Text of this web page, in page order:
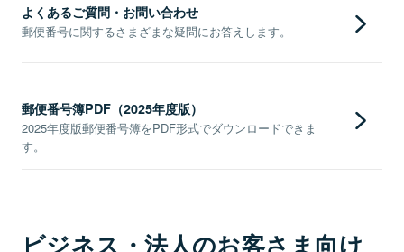
よくあるご質問・お問い合わせ
郵便番号に関するさまざまな疑問にお答えします。
郵便番号簿PDF（2025年度版）
2025年度版郵便番号簿をPDF形式でダウンロードできま
す。
ビジネス・法人のお客さま向け